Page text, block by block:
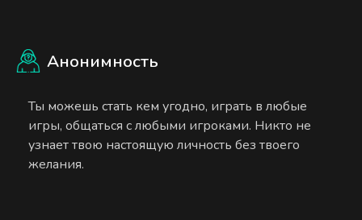
Анонимность
Ты можешь стать кем угодно, играть в любые
игры, общаться с любыми игроками. Никто не
узнает твою настоящую личность без твоего
желания.